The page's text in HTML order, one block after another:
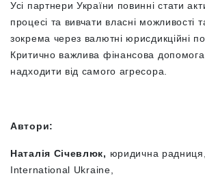
Усі партнери України повинні стати
процесі та вивчати власні можливості
зокрема через валютні юрисдикційні
Критично важлива фінансова допомога
надходити від самого агресора.
Автори:
Наталія Січевлюк, юридична
International Ukraine,